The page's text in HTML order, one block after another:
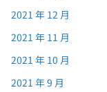
2021 年 12 月
2021 年 11 月
2021 年 10 月
2021 年 9 月